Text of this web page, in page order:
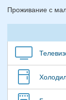
Проживание с